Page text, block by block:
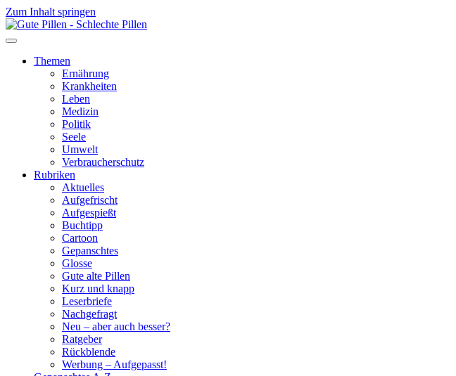
Zum Inhalt springen
Themen
Ernährung
Krankheiten
Leben
Medizin
Politik
Seele
Umwelt
Verbraucherschutz
Rubriken
Aktuelles
Aufgefrischt
Aufgespießt
Buchtipp
Cartoon
Gepanschtes
Glosse
Gute alte Pillen
Kurz und knapp
Leserbriefe
Nachgefragt
Neu – aber auch besser?
Ratgeber
Rückblende
Werbung – Aufgepasst!